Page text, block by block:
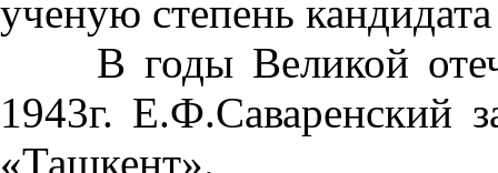
ученую степень
В годы Великой
1943г. Е.Ф.Саваренский
«Ташкент».